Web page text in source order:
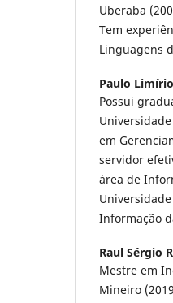
Uberaba
Tem
Linguagens
Paulo
Possui
em
servidor
área de
Informação
Raul Sérgio
Mestre em
Mineiro